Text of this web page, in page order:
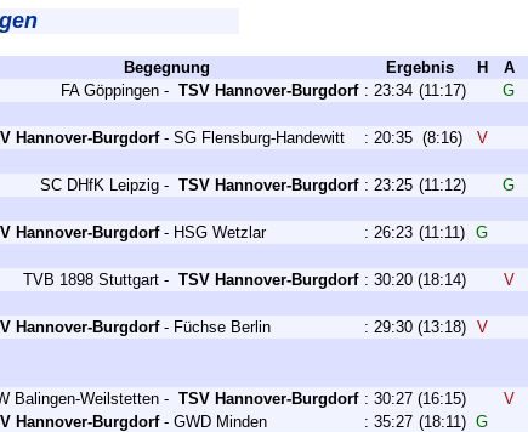
Begegnung Ergebnis H
A
FA Göppingen - TSV Hannover-Burgdorf : 23:34 (11:17) G
Hannover-Burgdorf - SG Flensburg-Handewitt : 20:35 (8:16) V
SC DHfK Leipzig - TSV Hannover-Burgdorf : 23:25 (11:12) G
Hannover-Burgdorf - HSG Wetzlar : 26:23 (11:11) G
TVB 1898 Stuttgart - TSV Hannover-Burgdorf : 30:20 (18:14) V
Hannover-Burgdorf - Füchse Berlin : 29:30 (13:18) V
Balingen-Weilstetten - TSV Hannover-Burgdorf : 30:27 (16:15)
V
Hannover-Burgdorf - GWD Minden : 35:27 (18:11) G